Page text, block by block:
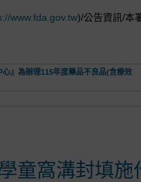
www.fda.gov.tw)/公告資訊/本
』為辦理115年度藥品不良品(含療效
童窩溝封填